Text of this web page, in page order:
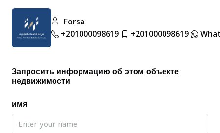
Forsa
+201000098619
+201000098619
Запросить информацию об этом объекте
недвижимости
имя